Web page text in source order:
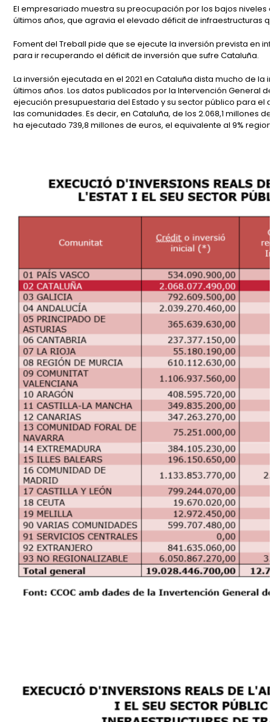
El empresariado muestra su preocupación por los bajos
últimos años, que agravia el elevado déficit de infraestructuras
Foment del Treball pide que se ejecute la inversión prevista en
para ir recuperando el déficit de inversión que sufre Cataluña.
La inversión ejecutada en el 2021 en Cataluña dista mucho de
últimos años. Los datos publicados por la Intervención General
ejecución presupuestaria del Estado y su sector público para el
las comunidades. Es decir, en Cataluña, de los 2.068,1 millones
ha ejecutado 739,8 millones de euros, el equivalente al 9%